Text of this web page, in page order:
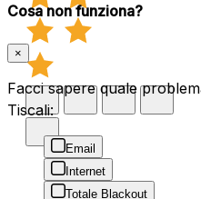
Cosa non funziona?
×
Facci sapere quale
Tiscali:
Email
Internet
Totale Blackout